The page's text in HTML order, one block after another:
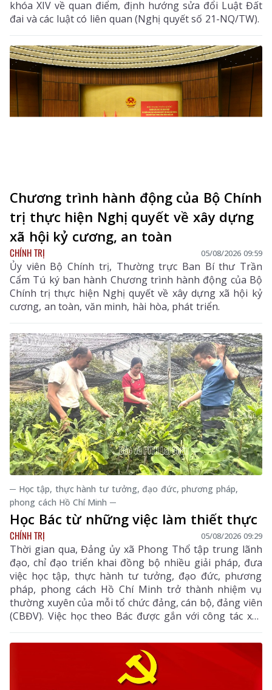
khóa XIV về quan điểm, định hướng sửa đổi Luật Đất
đai và các luật có liên quan (Nghị quyết số 21-NQ/TW).
Chương trình hành động của Bộ Chính
trị thực hiện Nghị quyết về xây dựng
xã hội kỷ cương, an toàn
CHÍNH TRỊ 05/08/2026 09:59
Ủy viên Bộ Chính trị, Thường trực Ban Bí thư Trần
Cẩm Tú ký ban hành Chương trình hành động của Bộ
Chính trị thực hiện Nghị quyết về xây dựng xã hội kỷ
cương, an toàn, văn minh, hài hòa, phát triển.
─ Học tập, thực hành tư tưởng, đạo đức, phương pháp,
phong cách Hồ Chí Minh ─
Học Bác từ những việc làm thiết thực
CHÍNH TRỊ 05/08/2026 09:29
Thời gian qua, Đảng ủy xã Phong Thổ tập trung lãnh
đạo, chỉ đạo triển khai đồng bộ nhiều giải pháp, đưa
việc học tập, thực hành tư tưởng, đạo đức, phương
pháp, phong cách Hồ Chí Minh trở thành nhiệm vụ
thường xuyên của mỗi tổ chức đảng, cán bộ, đảng viên
(CBĐV). Việc học theo Bác được gắn với công tác xây
dựng Đảng, thực hiện nhiệm vụ chính trị và phục vụ
nhân dân, góp phần nâng cao năng lực lãnh đạo, sức
chiến đấu của tổ chức Đảng, thúc đẩy kinh tế - xã hội